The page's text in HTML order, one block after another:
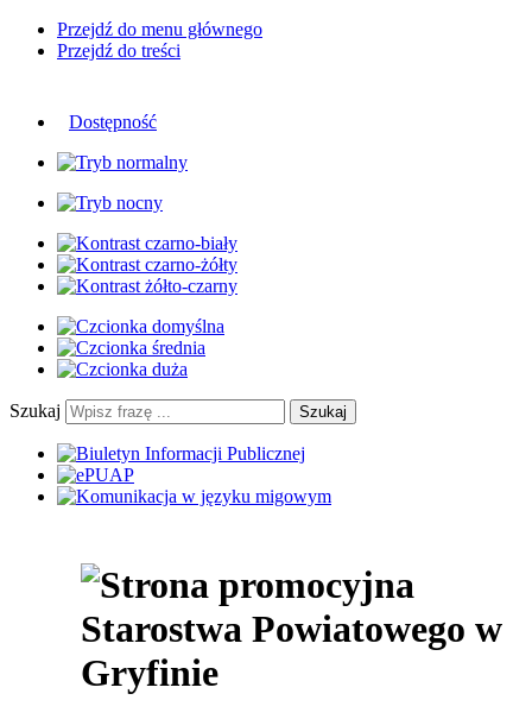
Przejdź do menu głównego
Przejdź do treści
Dostępność
Szukaj Szukaj